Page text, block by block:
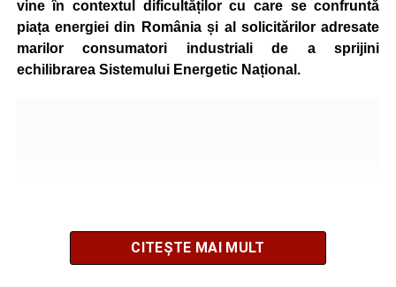
vine în contextul dificultăților cu care se confruntă
piața energiei din România și al solicitărilor adresate
marilor consumatori industriali de a sprijini
echilibrarea Sistemului Energetic Național.
CITEȘTE MAI MULT